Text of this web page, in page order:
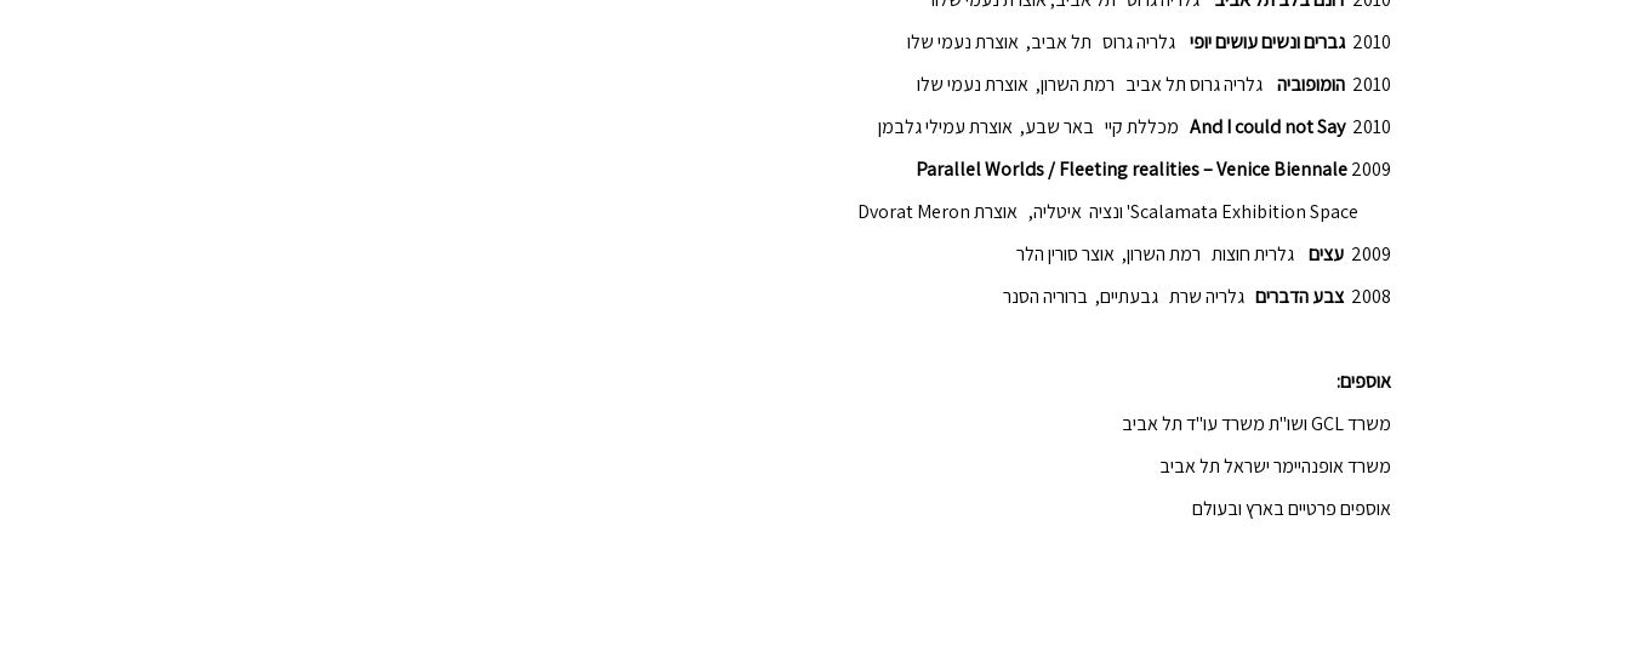
2010 גברים ונשים עושים יופי גלריה גרוס תל אביב, אוצרת נעמי שלו
2010 הומופוביה גלריה גרוס תל אביב רמת השרון, אוצרת נעמי שלו
2010
And I could not Say מכללת קיי באר שבע, אוצרת עמילי גלבמן
2009
Parallel Worlds / Fleeting realities – Venice Biennale
Scalamata Exhibition Space' ונציה איטליה, אוצרתDvorat Meron
2009 עצים גלרית חוצות רמת השרון, אוצר סורין הלר
2008 צבע הדברים גלריה שרת גבעתיים, ברוריה הסנר
אוספים:
משרדGCLושו"ת משרד עו"ד תל אביב
משרד אופנהיימר ישראל תל אביב
אוספים פרטיים בארץ ובעולם